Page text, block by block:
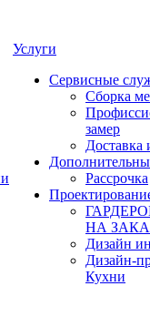
Услуги
Сервисные
Сборка
замер
Доставка
Рассрочка
НА
Дизайн
Дизайн-
Кухни